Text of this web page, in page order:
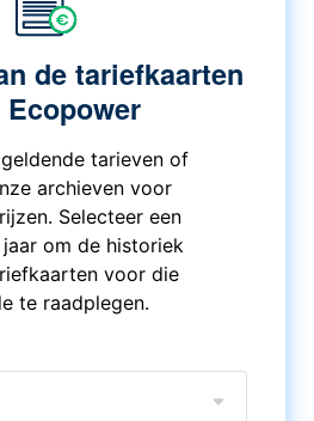
de tariefkaarten
Ecopower
tarieven of
archieven voor
Selecteer een
jaar om de historiek
voor die
te raadplegen.